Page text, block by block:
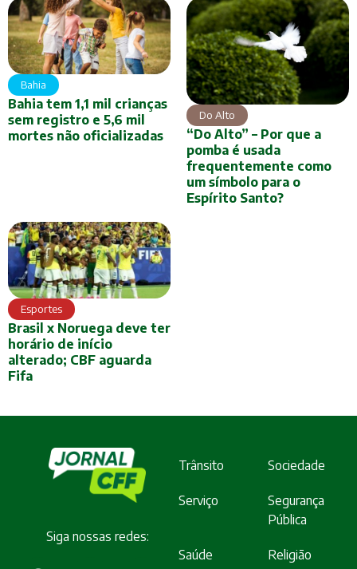
Bahia
Bahia tem 1,1 mil crianças
sem registro e 5,6 mil
mortes não oficializadas
Do Alto
“Do Alto” – Por que a
pomba é usada
frequentemente como
um símbolo para o
Espírito Santo?
Esportes
Brasil x Noruega deve ter
horário de início
alterado; CBF aguarda
Fifa
Siga nossas redes:
Trânsito Sociedade
Serviço
Segurança
Pública
Saúde Religião